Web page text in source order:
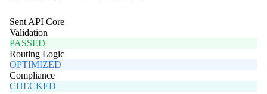
Sent API Core
Validation
PASSED
Routing Logic
OPTIMIZED
Compliance
CHECKED